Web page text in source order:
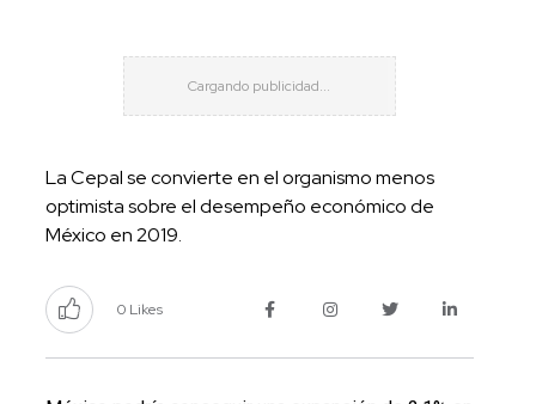
La Cepal se convierte en el organismo menos
optimista sobre el desempeño económico de
México en 2019.
0 Likes